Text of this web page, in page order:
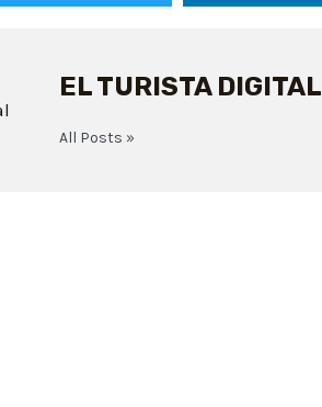
EL TURISTA DIGITAL
All Posts »